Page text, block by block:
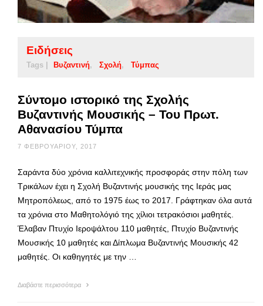
Ειδήσεις
Tags | Βυζαντινή Σχολή Τύμπας
Σύντομο ιστορικό της Σχολής
Βυζαντινής Μουσικής – Του Πρωτ.
Αθανασίου Τύμπα
7 ΦΕΒΡΟΥΑΡΊΟΥ, 2017
Σαράντα δύο χρόνια καλλιτεχνικής προσφοράς στην πόλη των
Τρικάλων έχει η Σχολή Βυζαντινής μουσικής της Ιεράς μας
Μητροπόλεως, από το 1975 έως το 2017. Γράφτηκαν όλα αυτά
τα χρόνια στο Μαθητολόγιό της χίλιοι τετρακόσιοι μαθητές.
Έλαβαν Πτυχίο Ιεροψάλτου 110 μαθητές, Πτυχίο Βυζαντινής
Μουσικής 10 μαθητές και Δίπλωμα Βυζαντινής Μουσικής 42
μαθητές. Οι καθηγητές με την …
Διαβάστε περισσότερα